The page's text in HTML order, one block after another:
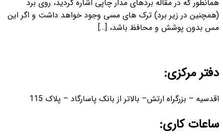
همانطور که در مقاله بردهای مدار چاپی اشاره گردید، روی برد
(همچنین در زیر برد) ترک های مسی وجود خواهد داشت و اگر این
مس بدون پوشش و محافظ باشد، […]
دفتر مرکزی:
اقدسیه – بزرگراه ارتش– بالاتر از بانک پاسارگاد – پلاک 115
ساعات کاری: